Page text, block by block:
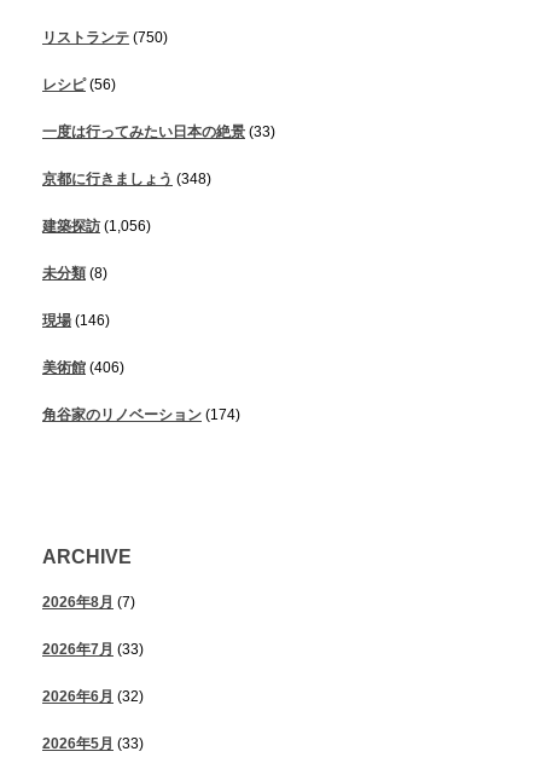
リストランテ (750)
レシピ(56)
一度は行ってみたい日本の絶景 (33)
京都に行きましょう (348)
建築探訪 (1,056)
未分類 (8)
現場 (146)
美術館 (406)
角谷家のリノベーション (174)
ARCHIVE
2026年8月 (7)
2026年7月 (33)
2026年6月 (32)
2026年5月 (33)